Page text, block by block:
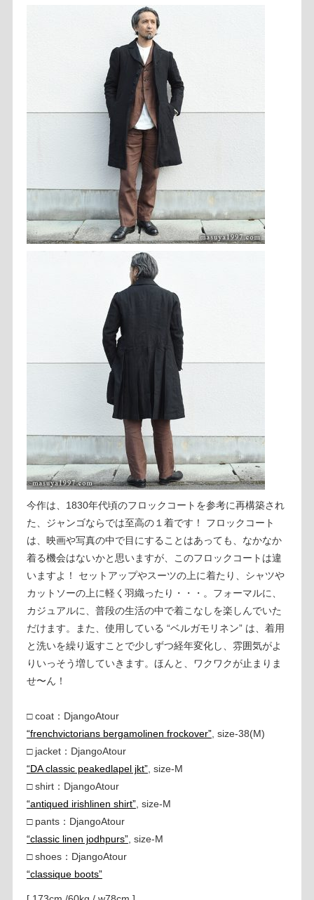
今作は、1830年代頃のフロックコートを参考に再構築され
た、ジャンゴならでは至高の１着です！ フロックコート
は、映画や写真の中で目にすることはあっても、なかなか
着る機会はないかと思いますが、このフロックコートは違
いますよ！ セットアップやスーツの上に着たり、シャツや
カットソーの上に軽く羽織ったり・・・。フォーマルに、
カジュアルに、普段の生活の中で着こなしを楽しんでいた
だけます。また、使用している “ベルガモリネン” は、着用
と洗いを繰り返すことで少しずつ経年変化し、雰囲気がよ
りいっそう増していきます。ほんと、ワクワクが止まりま
せ〜ん！
□ coat：DjangoAtour
“frenchvictorians bergamolinen frockover”, size-38(M)
□ jacket：DjangoAtour
“DA classic peakedlapel jkt”, size-M
□ shirt：DjangoAtour
“antiqued irishlinen shirt”, size-M
□ pants：DjangoAtour
“classic linen jodhpurs”, size-M
□ shoes：DjangoAtour
“classique boots”